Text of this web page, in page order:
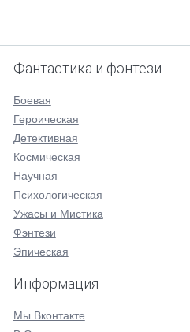
Фантастика и фэнтези
Боевая
Героическая
Детективная
Космическая
Научная
Психологическая
Ужасы и Мистика
Фэнтези
Эпическая
Информация
Мы Вконтакте